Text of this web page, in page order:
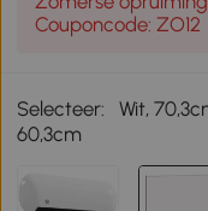
Couponcode: ZO12
Selecteer:
Wit,
60,3cm